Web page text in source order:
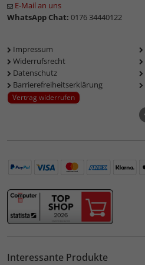
E-Mail an uns
WhatsApp Chat: 0176 34440122
Impressum
Widerrufsrecht
Datenschutz
Barrierefreiheitserklärung
Vertrag widerrufen
Interessante Produkte